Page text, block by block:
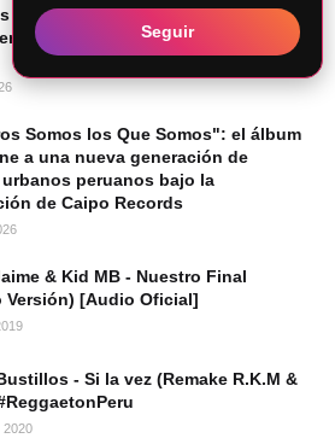
presenta "Mi Voz", su más reciente
audiovisual | Hip Hop Peruano
Somos los Que Somos": el álbum
a una nueva generación de
peruanos bajo la
de Caipo Records
& Kid MB - Nuestro Final
Versión) [Audio Oficial]
- Si la vez (Remake R.K.M &
2020
Seguir